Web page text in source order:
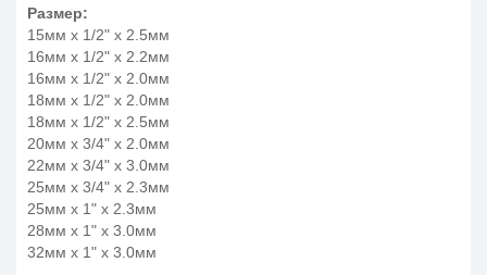
Размер:
15мм x 1/2" x 2.5мм
16мм x 1/2" x 2.2мм
16мм x 1/2" x 2.0мм
18мм x 1/2" x 2.0мм
18мм x 1/2" x 2.5мм
20мм x 3/4" x 2.0мм
22мм x 3/4" x 3.0мм
25мм x 3/4" x 2.3мм
25мм x 1" x 2.3мм
28мм x 1" x 3.0мм
32мм x 1" x 3.0мм